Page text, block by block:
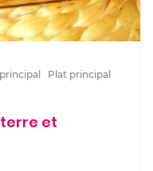
Plat principal
et